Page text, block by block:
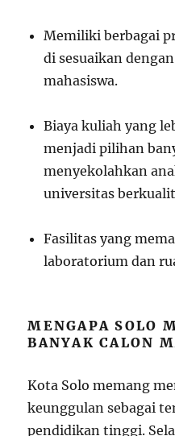
Memiliki berbagai
di sesuaikan
mahasiswa.
Biaya kuliah yang
menjadi pilihan
menyekolahkan
universitas
Fasilitas yang
laboratorium dan
MENGAPA SOLO
BANYAK CALON
Kota Solo memang
keunggulan sebagai
pendidikan tinggi.